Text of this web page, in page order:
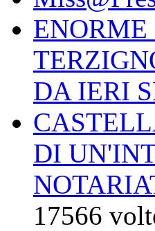
DA IERI
DI
17566